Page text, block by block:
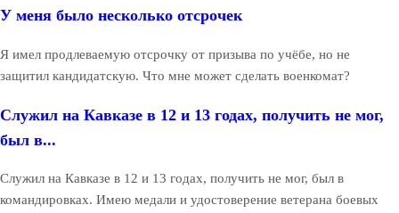
У меня было несколько отсрочек
Я имел продлеваемую отсрочку от призыва по учёбе, но не
защитил кандидатскую. Что мне может сделать военкомат?
Служил на Кавказе в 12 и 13 годах, получить не мог,
был в...
Служил на Кавказе в 12 и 13 годах, получить не мог, был в
командировках. Имею медали и удостоверение ветерана боевых